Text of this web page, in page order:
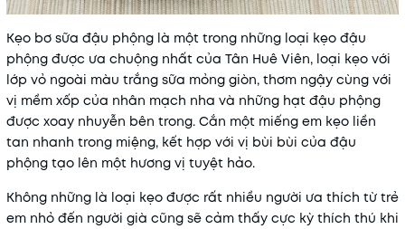
Kẹo bơ sữa đậu phộng là một trong những loại kẹo đậu
phộng được ưa chuộng nhất của Tân Huê Viên, loại kẹo với
lớp vỏ ngoài màu trắng sữa mỏng giòn, thơm ngậy cùng với
vị mềm xốp của nhân mạch nha và những hạt đậu phộng
được xoay nhuyễn bên trong. Cắn một miếng em kẹo liền
tan nhanh trong miệng, kết hợp với vị bùi bùi của đậu
phộng tạo lên một hương vị tuyệt hảo.
Không những là loại kẹo được rất nhiều người ưa thích từ trẻ
em nhỏ đến người già cũng sẽ cảm thấy cực kỳ thích thú khi